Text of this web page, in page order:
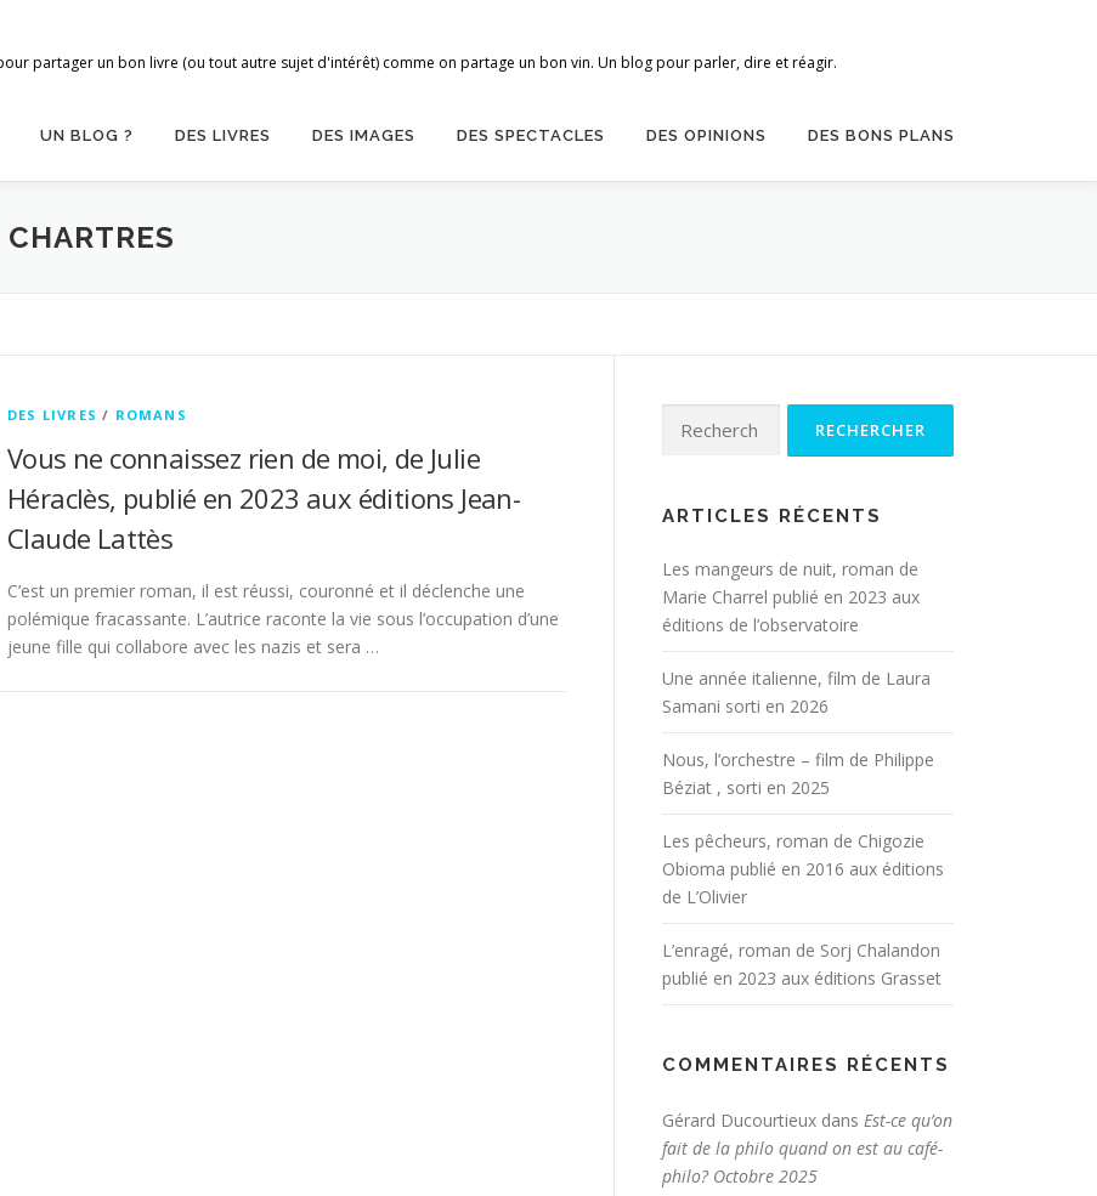
partager un bon livre (ou tout autre sujet d'intérêt) comme on partage un bon vin. Un blog pour parler, dire et réagir.
UN BLOG ? DES LIVRES DES IMAGES DES SPECTACLES DES OPINIONS DES BONS PLANS
DES LIVRES / ROMANS
Vous ne connaissez rien de moi, de Julie
Héraclès, publié en 2023 aux éditions Jean-
Claude Lattès
C’est un premier roman, il est réussi, couronné et il déclenche une
polémique fracassante. L’autrice raconte la vie sous l’occupation d’une
jeune fille qui collabore avec les nazis et sera …
ARTICLES RÉCENTS
Les mangeurs de nuit, roman de
Marie Charrel publié en 2023 aux
éditions de l’observatoire
Une année italienne, film de Laura
Samani sorti en 2026
Nous, l’orchestre – film de Philippe
Béziat , sorti en 2025
Les pêcheurs, roman de Chigozie
Obioma publié en 2016 aux éditions
de L’Olivier
L’enragé, roman de Sorj Chalandon
publié en 2023 aux éditions Grasset
COMMENTAIRES RÉCENTS
Gérard Ducourtieux dans Est-ce qu’on
fait de la philo quand on est au café-
philo? Octobre 2025